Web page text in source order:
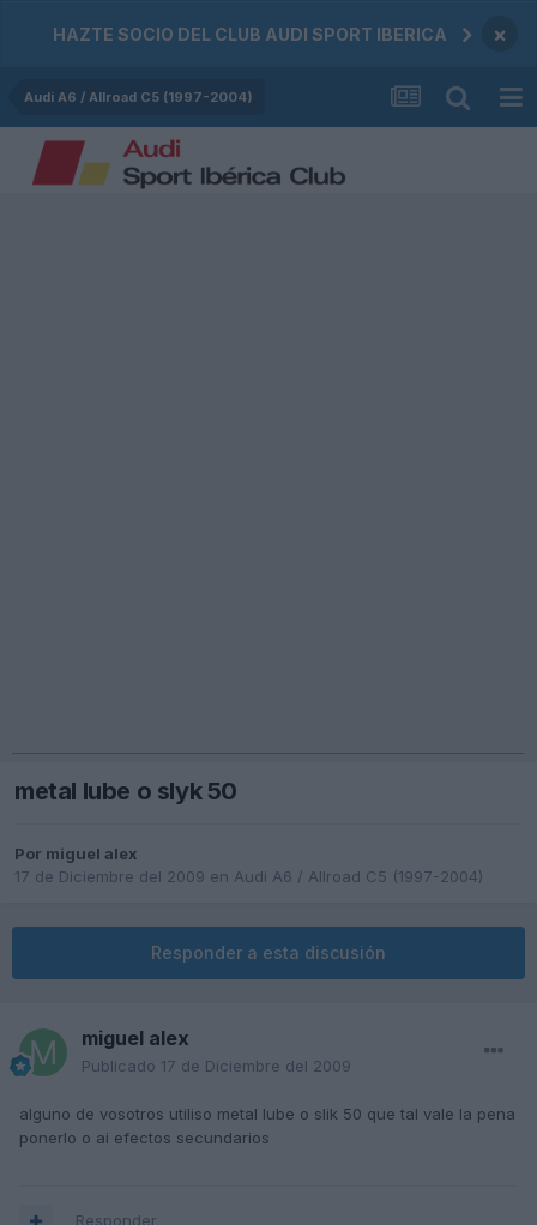
HAZTE SOCIO DEL CLUB AUDI SPORT IBERICA ×
Audi A6 / Allroad C5 (1997-2004)
metal lube o slyk 50
Por miguel alex
17 de Diciembre del 2009 en Audi A6 / Allroad C5 (1997-2004)
Responder a esta discusión
miguel alex
Publicado 17 de Diciembre del 2009
alguno de vosotros utiliso metal lube o slik 50 que tal vale la pena
ponerlo o ai efectos secundarios
Responder